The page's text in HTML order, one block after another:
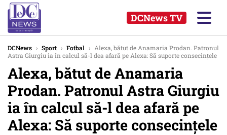
DCNews TV
DCNews › Sport › Fotbal › Alexa, bătut de Anamaria Prodan. Patronul
Astra Giurgiu ia în calcul să-l dea afară pe Alexa: Să suporte consecințele
Alexa, bătut de Anamaria
Prodan. Patronul Astra Giurgiu
ia în calcul să-l dea afară pe
Alexa: Să suporte consecințele